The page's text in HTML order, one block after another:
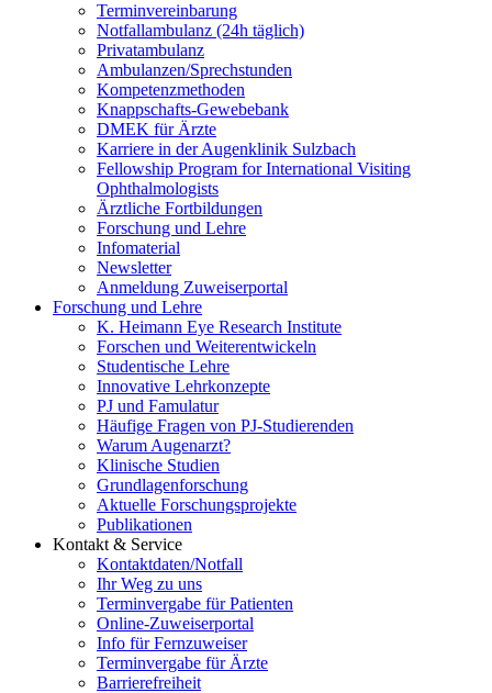
Terminvereinbarung
Notfallambulanz (24h täglich)
Privatambulanz
Ambulanzen/Sprechstunden
Kompetenzmethoden
Knappschafts-Gewebebank
DMEK für Ärzte
Karriere in der Augenklinik Sulzbach
Fellowship Program for International Visiting
Ophthalmologists
Ärztliche Fortbildungen
Forschung und Lehre
Infomaterial
Newsletter
Anmeldung Zuweiserportal
Forschung und Lehre
K. Heimann Eye Research Institute
Forschen und Weiterentwickeln
Studentische Lehre
Innovative Lehrkonzepte
PJ und Famulatur
Häufige Fragen von PJ-Studierenden
Warum Augenarzt?
Klinische Studien
Grundlagenforschung
Aktuelle Forschungsprojekte
Publikationen
Kontakt & Service
Kontaktdaten/Notfall
Ihr Weg zu uns
Terminvergabe für Patienten
Online-Zuweiserportal
Info für Fernzuweiser
Terminvergabe für Ärzte
Barrierefreiheit